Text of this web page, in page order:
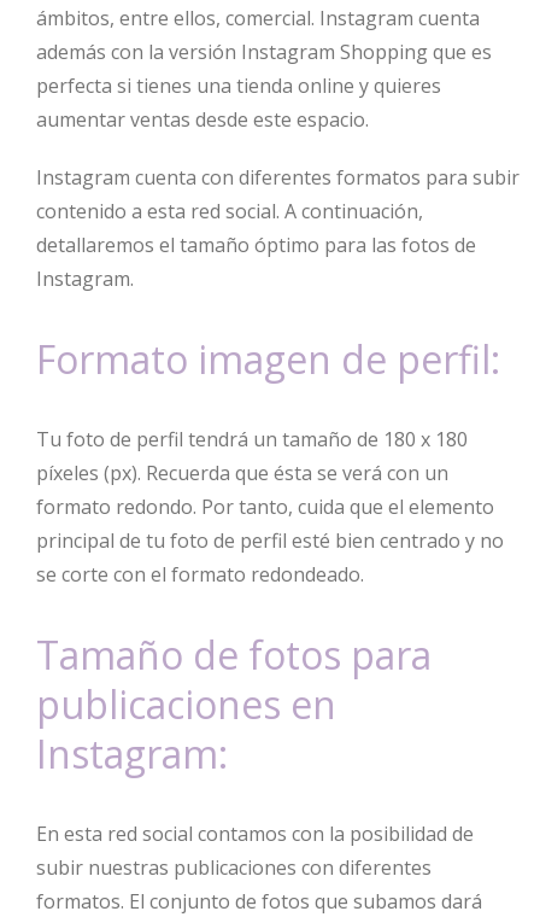
ámbitos, entre ellos, comercial. Instagram cuenta
además con la versión Instagram Shopping que es
perfecta si tienes una tienda online y quieres
aumentar ventas desde este espacio.
Instagram cuenta con diferentes formatos para subir
contenido a esta red social. A continuación,
detallaremos el tamaño óptimo para las fotos de
Instagram.
Formato imagen de perfil:
Tu foto de perfil tendrá un tamaño de 180 x 180
píxeles (px). Recuerda que ésta se verá con un
formato redondo. Por tanto, cuida que el elemento
principal de tu foto de perfil esté bien centrado y no
se corte con el formato redondeado.
Tamaño de fotos para
publicaciones en
Instagram:
En esta red social contamos con la posibilidad de
subir nuestras publicaciones con diferentes
formatos. El conjunto de fotos que subamos dará